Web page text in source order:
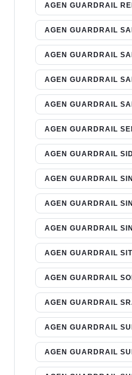
AGEN GUARDRAIL
AGEN GUARDRAIL
AGEN GUARDRAIL
AGEN GUARDRAIL
AGEN GUARDRAIL
AGEN GUARDRAIL
AGEN GUARDRAIL
AGEN GUARDRAIL
AGEN GUARDRAIL
AGEN GUARDRAIL
AGEN GUARDRAIL
AGEN GUARDRAIL
AGEN GUARDRAIL
AGEN GUARDRAIL
AGEN GUARDRAIL